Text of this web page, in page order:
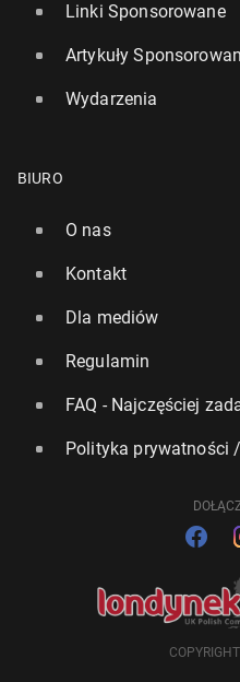
Linki Sponsorowane
Artykuły
Wydarzenia
BIURO
O nas
Kontakt
Dla mediów
Regulamin
FAQ - Najczęściej
Polityka prywatności